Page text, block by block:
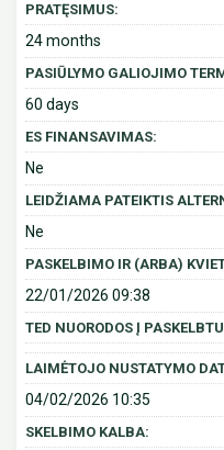
PRATĘSIMUS:
24 months
PASIŪLYMO GALIOJIMO
60 days
ES FINANSAVIMAS:
Ne
LEIDŽIAMA PATEIKTIS
Ne
PASKELBIMO IR (ARBA)
22/01/2026 09:38
TED NUORODOS Į
LAIMĖTOJO NUSTATYMO
04/02/2026 10:35
SKELBIMO KALBA: